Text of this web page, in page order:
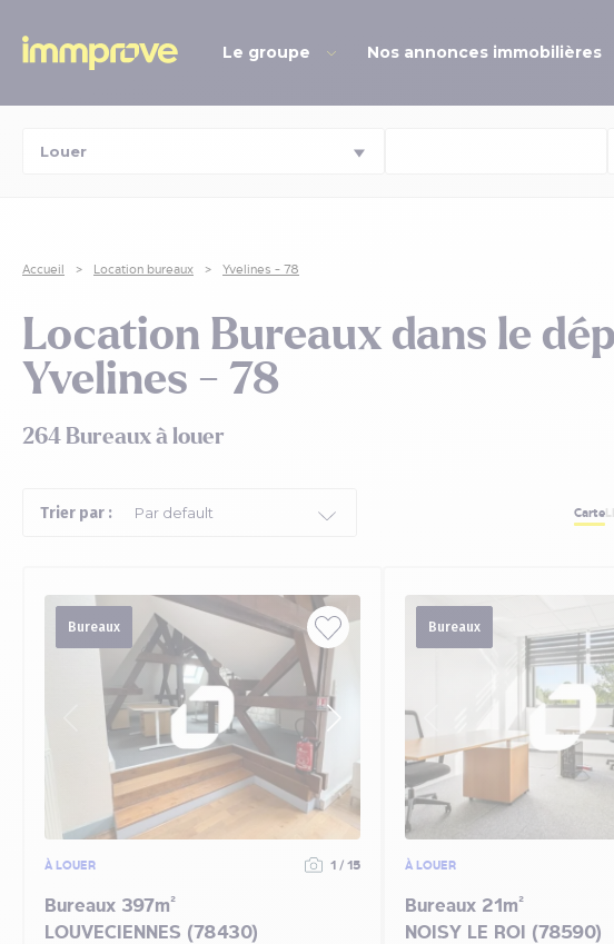
Le groupe Nos annonces immobilières
Accueil Location bureaux Yvelines - 78
Location Bureaux dans le
Yvelines - 78
264 Bureaux à louer
Trier par : Carte
Bureaux
À LOUER 1 / 15
Bureaux 397m²
LOUVECIENNES (78430)
Bureaux
À LOUER
Bureaux 21m²
NOISY LE ROI (78590)